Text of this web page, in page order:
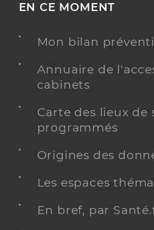
EN CE MOMENT
Mon bilan
Annuaire de
cabinets
Carte des lieux de
programmés
Origines des
Les espaces
En bref, par